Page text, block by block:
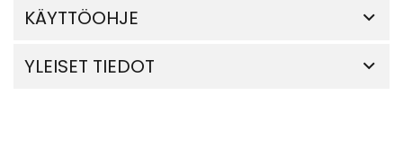
KÄYTTÖOHJE
YLEISET TIEDOT